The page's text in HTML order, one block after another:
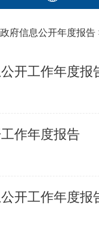
政府信息公开年度报告
开工作年度报
作年度报告
开工作年度报